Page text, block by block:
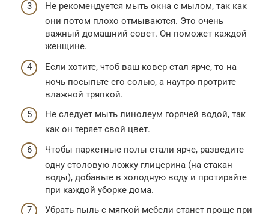
Не рекомендуется мыть окна с мылом, так как
они потом плохо отмываются. Это очень
важный домашний совет. Он поможет каждой
женщине.
Если хотите, чтоб ваш ковер стал ярче, то на
ночь посыпьте его солью, а наутро протрите
влажной тряпкой.
Не следует мыть линолеум горячей водой, так
как он теряет свой цвет.
Чтобы паркетные полы стали ярче, разведите
одну столовую ложку глицерина (на стакан
воды), добавьте в холодную воду и протирайте
при каждой уборке дома.
Убрать пыль с мягкой мебели станет проще при